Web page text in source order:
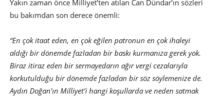
Yakın zaman önce Milliyet’ten atılan Can Dündar’ın sözleri
bu bakımdan son derece önemli:
“En çok itaat eden, en çok eğilen patronun en çok ihaleyi
aldığı bir dönemde fazladan bir baskı kurmanıza gerek yok.
Biraz itiraz eden bir sermayedarın ağır vergi cezalarıyla
korkutulduğu bir dönemde fazladan bir söz söylemenize de.
Aydın Doğan’ın Milliyet’i hangi koşullarda ve neden satmak